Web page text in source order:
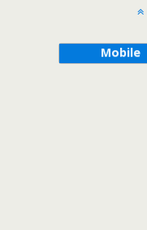
Mobile